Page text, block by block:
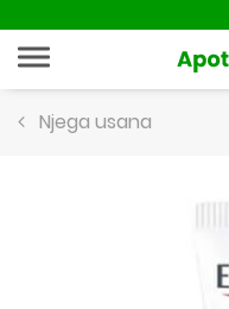
Njega usana